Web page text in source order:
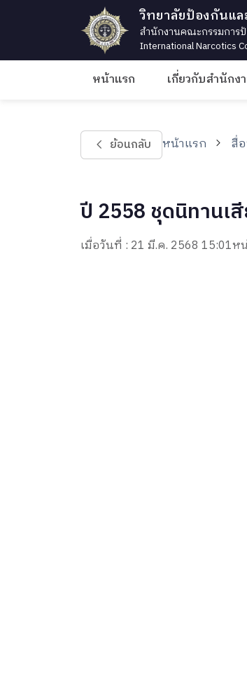
วิทยาลัยป้องกันแ
สำนักงานคณะกรรมการป้
International Narcotics
หน้าแรก เกี่ยวกับสำนักง
ย้อนกลับ หน้าแรก สื่
ปี 2558 ชุดนิทานเ
เมื่อวันที่ : 21 มี.ค. 2568 15:01ห